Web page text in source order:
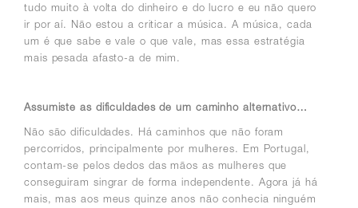
tudo muito à volta do dinheiro e do lucro e eu não quero
ir por aí. Não estou a criticar a música. A música, cada
um é que sabe e vale o que vale, mas essa estratégia
mais pesada afasto-a de mim.
Assumiste as dificuldades de um caminho alternativo…
Não são dificuldades. Há caminhos que não foram
percorridos, principalmente por mulheres. Em Portugal,
contam-se pelos dedos das mãos as mulheres que
conseguiram singrar de forma independente. Agora já há
mais, mas aos meus quinze anos não conhecia ninguém